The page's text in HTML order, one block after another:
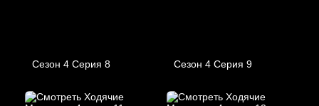
Сезон 4 Серия 8 Сезон 4 Серия 9